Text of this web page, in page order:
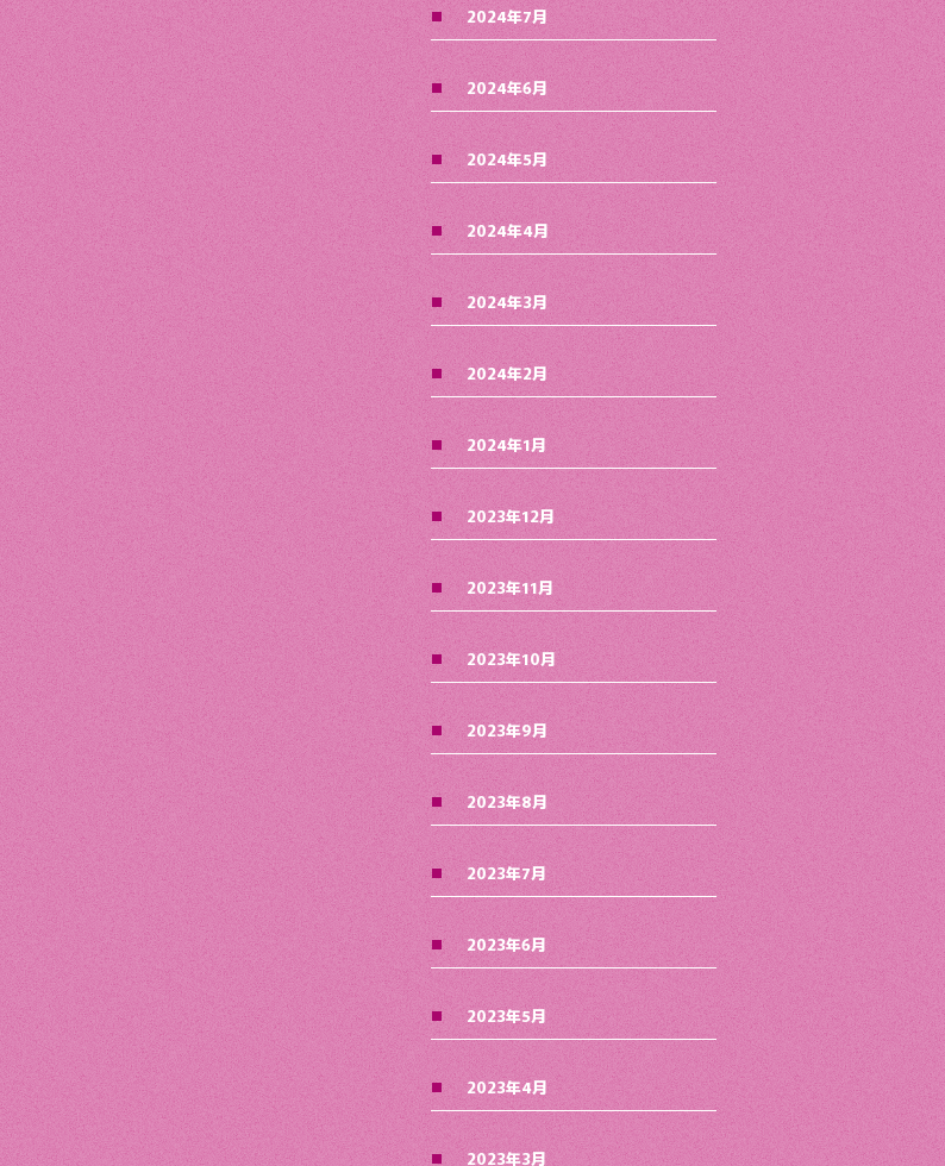
2024年7月
2024年6月
2024年5月
2024年4月
2024年3月
2024年2月
2024年1月
2023年12月
2023年11月
2023年10月
2023年9月
2023年8月
2023年7月
2023年6月
2023年5月
2023年4月
2023年3月